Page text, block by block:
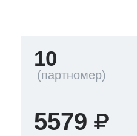
морозилок
10
5579